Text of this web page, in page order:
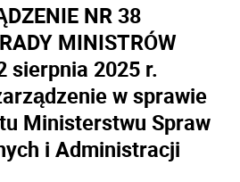
NR 38
MINISTRÓW
sierpnia 2025 r.
w sprawie
Ministerstwu Spraw
i Administracji